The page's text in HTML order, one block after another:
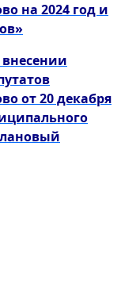
на 2024 год и
от 20 декабря